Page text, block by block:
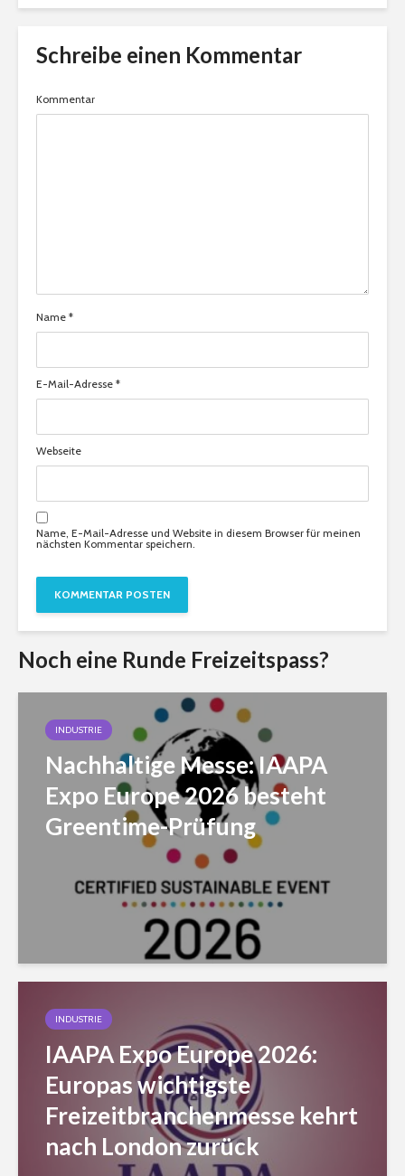
Schreibe einen Kommentar
Kommentar
Name *
E-Mail-Adresse *
Webseite
Name, E-Mail-Adresse und Website in diesem Browser für meinen
nächsten Kommentar speichern.
Noch eine Runde Freizeitspass?
INDUSTRIE
Nachhaltige Messe: IAAPA
Expo Europe 2026 besteht
Greentime-Prüfung
INDUSTRIE
IAAPA Expo Europe 2026:
Europas wichtigste
Freizeitbranchenmesse kehrt
nach London zurück